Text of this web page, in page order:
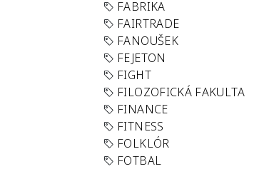
FABRIKA
FAIRTRADE
FANOUŠEK
FEJETON
FIGHT
FILOZOFICKÁ FAKULTA
FINANCE
FITNESS
FOLKLÓR
FOTBAL